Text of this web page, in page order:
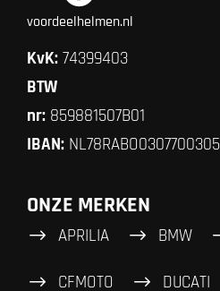
voordeelhelmen.nl
KvK: 74399403
BTW
nr: 859881507B01
IBAN: NL78RABO0307700305
ONZE MERKEN
APRILIA BMW
CFMOTO DUCATI